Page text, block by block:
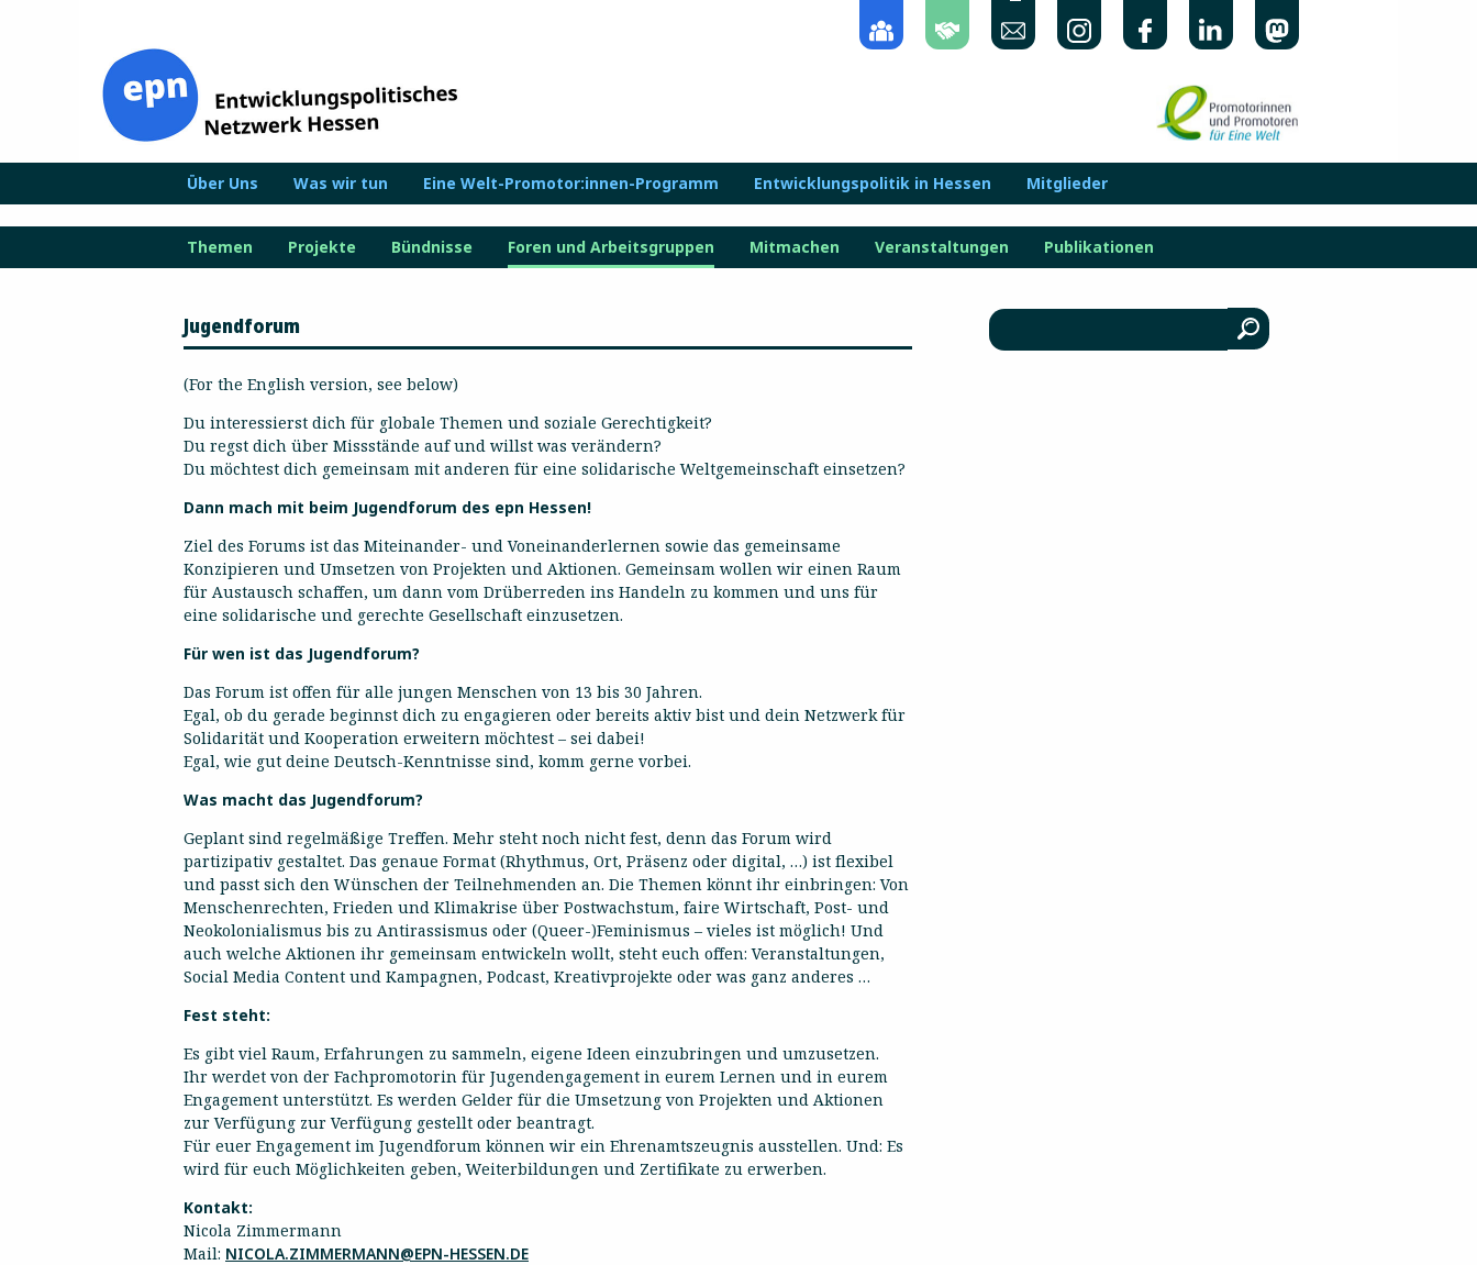
Über Uns Was wir tun Eine Welt-Promotor:innen-Programm Entwicklungspolitik in Hessen Mitglieder
Themen Projekte Bündnisse Foren und Arbeitsgruppen Mitmachen Veranstaltungen Publikationen
Jugendforum
(For the English version, see below)
Du interessierst dich für globale Themen und soziale Gerechtigkeit?
Du regst dich über Missstände auf und willst was verändern?
Du möchtest dich gemeinsam mit anderen für eine solidarische Weltgemeinschaft einsetzen?
Dann mach mit beim Jugendforum des epn Hessen!
Ziel des Forums ist das Miteinander- und Voneinanderlernen sowie das gemeinsame
Konzipieren und Umsetzen von Projekten und Aktionen. Gemeinsam wollen wir einen Raum
für Austausch schaffen, um dann vom Drüberreden ins Handeln zu kommen und uns für
eine solidarische und gerechte Gesellschaft einzusetzen.
Für wen ist das Jugendforum?
Das Forum ist offen für alle jungen Menschen von 13 bis 30 Jahren.
Egal, ob du gerade beginnst dich zu engagieren oder bereits aktiv bist und dein Netzwerk für
Solidarität und Kooperation erweitern möchtest – sei dabei!
Egal, wie gut deine Deutsch-Kenntnisse sind, komm gerne vorbei.
Was macht das Jugendforum?
Geplant sind regelmäßige Treffen. Mehr steht noch nicht fest, denn das Forum wird
partizipativ gestaltet. Das genaue Format (Rhythmus, Ort, Präsenz oder digital, …) ist flexibel
und passt sich den Wünschen der Teilnehmenden an. Die Themen könnt ihr einbringen: Von
Menschenrechten, Frieden und Klimakrise über Postwachstum, faire Wirtschaft, Post- und
Neokolonialismus bis zu Antirassismus oder (Queer-)Feminismus – vieles ist möglich! Und
auch welche Aktionen ihr gemeinsam entwickeln wollt, steht euch offen: Veranstaltungen,
Social Media Content und Kampagnen, Podcast, Kreativprojekte oder was ganz anderes …
Fest steht:
Es gibt viel Raum, Erfahrungen zu sammeln, eigene Ideen einzubringen und umzusetzen.
Ihr werdet von der Fachpromotorin für Jugendengagement in eurem Lernen und in eurem
Engagement unterstützt. Es werden Gelder für die Umsetzung von Projekten und Aktionen
zur Verfügung zur Verfügung gestellt oder beantragt.
Für euer Engagement im Jugendforum können wir ein Ehrenamtszeugnis ausstellen. Und: Es
wird für euch Möglichkeiten geben, Weiterbildungen und Zertifikate zu erwerben.
Kontakt:
Nicola Zimmermann
Mail: NICOLA.ZIMMERMANN@EPN-HESSEN.DE